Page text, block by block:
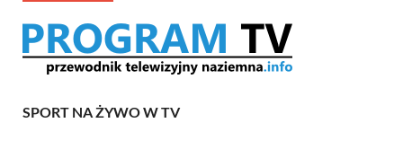
SPORT NA ŻYWO W TV